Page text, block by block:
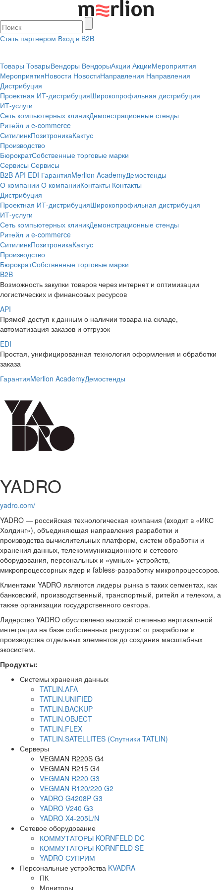
Стать партнером Вход в B2B
Товары ТоварыВендоры ВендорыАкции АкцииМероприятия
МероприятияНовости НовостиНаправления Направления
Дистрибуция
Проектная ИТ-дистрибуцияШирокопрофильная дистрибуция
ИТ-услуги
Сеть компьютерных клиникДемонстрационные стенды
Ритейл и e-commerce
СитилинкПозитроникаКактус
Производство
БюрократСобственные торговые марки
Сервисы Сервисы
B2B API EDI ГарантияMerlion AcademyДемостенды
О компании О компанииКонтакты Контакты
Дистрибуция
Проектная ИТ-дистрибуцияШирокопрофильная дистрибуция
ИТ-услуги
Сеть компьютерных клиникДемонстрационные стенды
Ритейл и e-commerce
СитилинкПозитроникаКактус
Производство
БюрократСобственные торговые марки
B2B
Возможность закупки товаров через интернет и оптимизации
логистических и финансовых ресурсов
API
Прямой доступ к данным о наличии товара на складе,
автоматизация заказов и отгрузок
EDI
Простая, унифицированная технология оформления и обработки
заказа
ГарантияMerlion AcademyДемостенды
YADRO
yadro.com/
YADRO — российская технологическая компания (входит в «ИКС
Холдинг»), объединяющая направления разработки и
производства вычислительных платформ, систем обработки и
хранения данных, телекоммуникационного и сетевого
оборудования, персональных и «умных» устройств,
микропроцессорных ядер и fabless-разработку микропроцессоров.
Клиентами YADRO являются лидеры рынка в таких сегментах, как
банковский, производственный, транспортный, ритейл и телеком, а
также организации государственного сектора.
Лидерство YADRO обусловлено высокой степенью вертикальной
интеграции на базе собственных ресурсов: от разработки и
производства отдельных элементов до создания масштабных
экосистем.
Продукты:
Системы хранения данных
TATLIN.AFA
TATLIN.UNIFIED
TATLIN.BACKUP
TATLIN.OBJECT
TATLIN.FLEX
TATLIN.SATELLITES (Спутники TATLIN)
Серверы
VEGMAN R220S G4
VEGMAN R215 G4
VEGMAN R220 G3
VEGMAN R120/220 G2
YADRO G4208P G3
YADRO V240 G3
YADRO X4-205L/N
Сетевое оборудование
КОММУТАТОРЫ KORNFELD DC
КОММУТАТОРЫ KORNFELD SE
YADRO СУПРИМ
Персональные устройства KVADRA
ПК
Мониторы